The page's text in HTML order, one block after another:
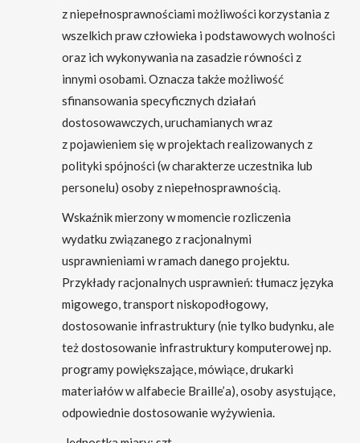
z niepełnosprawnościami możliwości korzystania z
wszelkich praw człowieka i podstawowych wolności
oraz ich wykonywania na zasadzie równości z
innymi osobami. Oznacza także możliwość
sfinansowania specyficznych działań
dostosowawczych, uruchamianych wraz
z pojawieniem się w projektach realizowanych z
polityki spójności (w charakterze uczestnika lub
personelu) osoby z niepełnosprawnością.
Wskaźnik mierzony w momencie rozliczenia
wydatku związanego z racjonalnymi
usprawnieniami w ramach danego projektu.
Przykłady racjonalnych usprawnień: tłumacz języka
migowego, transport niskopodłogowy,
dostosowanie infrastruktury (nie tylko budynku, ale
też dostosowanie infrastruktury komputerowej np.
programy powiększające, mówiące, drukarki
materiałów w alfabecie Braille’a), osoby asystujące,
odpowiednie dostosowanie wyżywienia.